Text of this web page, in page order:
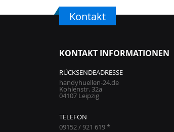
Kontakt
KONTAKT INFORMATIONEN
RÜCKSENDEADRESSE
handyhuellen-24.de
Kohlenstr. 32a
04107 Leipzig
TELEFON
09152 / 921 619 *